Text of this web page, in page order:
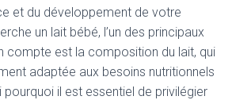
et du développement de votre
un lait bébé, l’un des principaux
compte est la composition du lait, qui
adaptée aux besoins nutritionnels
il est essentiel de privilégier